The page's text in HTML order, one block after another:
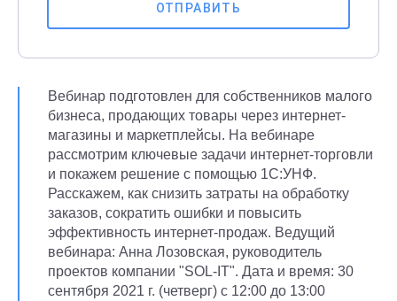
ОТПРАВИТЬ
Вебинар подготовлен для собственников малого
бизнеса, продающих товары через интернет-
магазины и маркетплейсы. На вебинаре
рассмотрим ключевые задачи интернет-торговли
и покажем решение с помощью 1С:УНФ.
Расскажем, как снизить затраты на обработку
заказов, сократить ошибки и повысить
эффективность интернет-продаж. Ведущий
вебинара: Анна Лозовская, руководитель
проектов компании "SOL-IT". Дата и время: 30
сентября 2021 г. (четверг) с 12:00 до 13:00